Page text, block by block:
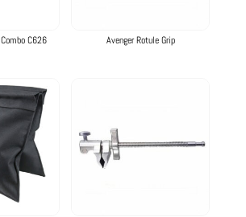
C626 Avenger Rotule Grip